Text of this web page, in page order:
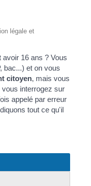
légale et
16 ans ? Vous
bac...) et on vous
citoyen, mais vous
interrogez sur
appelé par erreur
tout ce qu'il